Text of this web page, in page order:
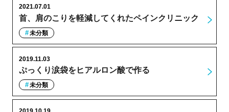
首、肩のこりを軽減してくれたペインクリニック
2021.07.01
未分類
ぷっくり涙袋をヒアルロン酸で作る
2019.11.03
未分類